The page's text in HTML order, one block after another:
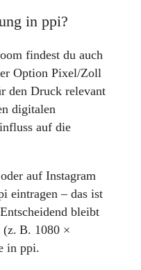
in ppi?
findest du auch
Option Pixel/Zoll
den Druck relevant
digitalen
auf die
auf Instagram
eintragen – das ist
bleibt
(z. B. 1080 ×
in ppi.